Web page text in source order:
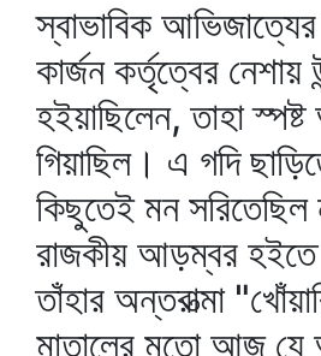
স্বাভাবিক
কার্জন কর্তৃত্বের নেশায়
হইয়াছিলেন, তাহা
গিয়াছিল। এ গদি
কিছুতেই মন
রাজকীয় আড়ম্বর
তাঁহার অন্তরাত্মা
মাতালের মতো আজ যে